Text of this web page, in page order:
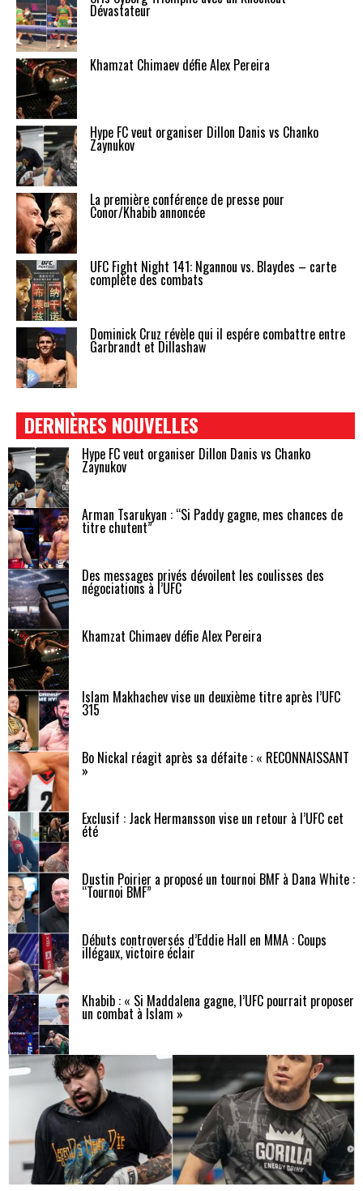
Dévastateur
Khamzat Chimaev défie Alex Pereira
Hype FC veut organiser Dillon Danis vs Chanko
Zaynukov
La première conférence de presse pour
Conor/Khabib annoncée
UFC Fight Night 141: Ngannou vs. Blaydes – carte
complète des combats
Dominick Cruz révèle qui il espére combattre entre
Garbrandt et Dillashaw
DERNIÈRES NOUVELLES
Hype FC veut organiser Dillon Danis vs Chanko
Zaynukov
Arman Tsarukyan : “Si Paddy gagne, mes chances de
titre chutent”
Des messages privés dévoilent les coulisses des
négociations à l’UFC
Khamzat Chimaev défie Alex Pereira
Islam Makhachev vise un deuxième titre après l’UFC
315
Bo Nickal réagit après sa défaite : « RECONNAISSANT
»
Exclusif : Jack Hermansson vise un retour à l’UFC cet
été
Dustin Poirier a proposé un tournoi BMF à Dana White :
“Tournoi BMF”
Débuts controversés d’Eddie Hall en MMA : Coups
illégaux, victoire éclair
Khabib : « Si Maddalena gagne, l’UFC pourrait proposer
un combat à Islam »